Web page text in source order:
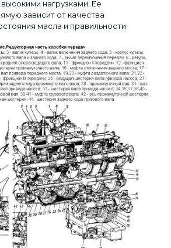
нагрузками. Ее
зависит от качества
масла и правильности